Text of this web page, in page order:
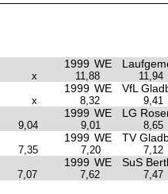
1999 WE
x 11,88 11,94
1999 WE VfL
x 8,32 9,41
1999 WE LG
9,04 9,01 8,65
1999 WE TV
7,35 7,20 7,12
1999 WE SuS
7,07 7,62 7,47